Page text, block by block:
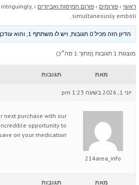
ראשי › פורומים › פורום תמיסות ואביזרים ›
simultaneously emboli.
הדיון הזה מכיל 0 תגובות, ויש לו משתתף 1, והוא עודכן לאחרונה ע״י
מוצגות 1 תגובות (מתוך 1 סה״כ)
מאת תגובות
יוני 1, 2026 בשעה 1:23 pm
214area_info
next purchase with our
incredible opportunity to
save on your medication.
מאת תגובות